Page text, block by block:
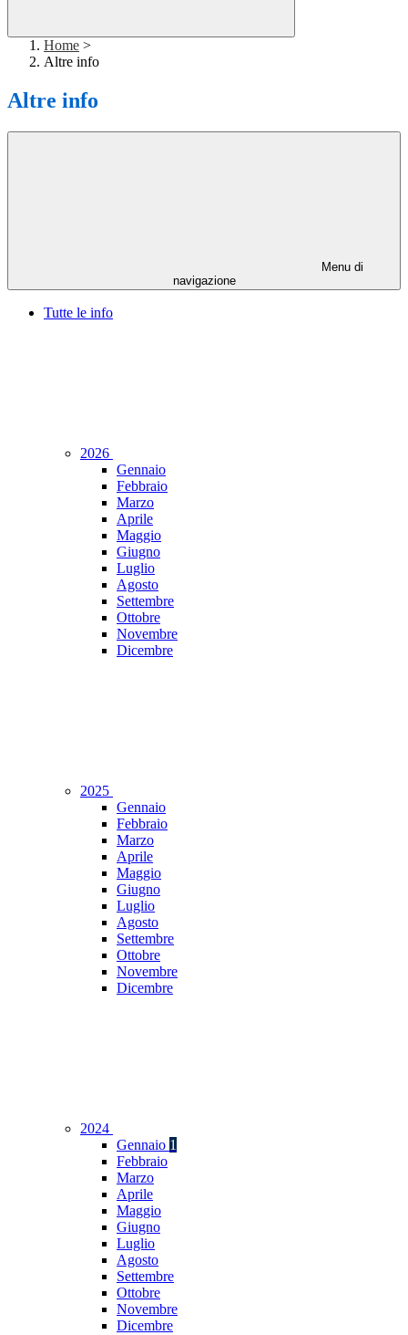
Home >
Altre info
Altre info
Menu di
navigazione
Tutte le info
2026
Gennaio
Febbraio
Marzo
Aprile
Maggio
Giugno
Luglio
Agosto
Settembre
Ottobre
Novembre
Dicembre
2025
Gennaio
Febbraio
Marzo
Aprile
Maggio
Giugno
Luglio
Agosto
Settembre
Ottobre
Novembre
Dicembre
2024
Gennaio 1
Febbraio
Marzo
Aprile
Maggio
Giugno
Luglio
Agosto
Settembre
Ottobre
Novembre
Dicembre